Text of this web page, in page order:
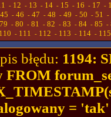
- 12 - 13 - 14 - 15 - 16 - 17 -
45 - 46 - 47 - 48 - 49 - 50 - 51 -
79 - 80 - 81 - 82 - 83 - 84 - 85 -
110 - 111 - 112 - 113 - 114 - 115
błędu: 1194:
FROM
=